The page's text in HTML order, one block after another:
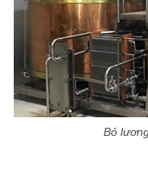
Bỏ